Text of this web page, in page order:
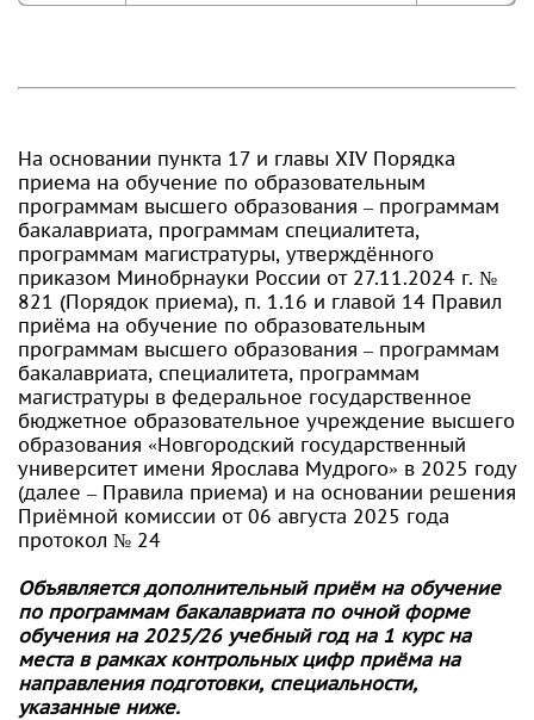
На основании пункта 17 и главы XIV Порядка
приема на обучение по образовательным
программам высшего образования – программам
бакалавриата, программам специалитета,
программам магистратуры, утверждённого
приказом Минобрнауки России от 27.11.2024 г. №
821 (Порядок приема), п. 1.16 и главой 14 Правил
приёма на обучение по образовательным
программам высшего образования – программам
бакалавриата, специалитета, программам
магистратуры в федеральное государственное
бюджетное образовательное учреждение высшего
образования «Новгородский государственный
университет имени Ярослава Мудрого» в 2025 году
(далее – Правила приема) и на основании решения
Приёмной комиссии от 06 августа 2025 года
протокол № 24
Объявляется дополнительный приём на обучение
по программам бакалавриата по очной форме
обучения на 2025/26 учебный год на 1 курс на
места в рамках контрольных цифр приёма на
направления подготовки, специальности,
указанные ниже.